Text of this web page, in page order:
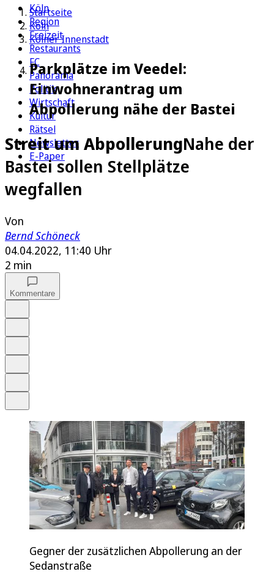
Köln
Region
Freizeit
Restaurants
FC
Panorama
Politik
Wirtschaft
Kultur
Rätsel
Newsletter
E-Paper
Startseite
Köln
Kölner Innenstadt
Parkplätze im Veedel:
Einwohnerantrag um
Abpollerung nähe der Bastei
Streit um AbpollerungNahe der
Bastei sollen Stellplätze
wegfallen
Von
Bernd Schöneck
04.04.2022, 11:40 Uhr
2 min
Kommentare
Gegner der zusätzlichen Abpollerung an der
Sedanstraße